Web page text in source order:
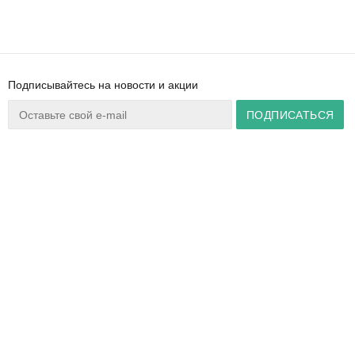
Подписывайтесь на новости и акции